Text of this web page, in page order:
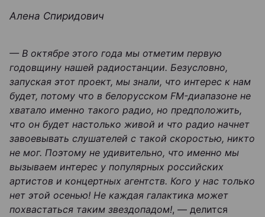
Алена Спиридович
— В октябре этого года мы отметим первую
годовщину нашей радиостанции. Безусловно,
запуская этот проект, мы знали, что интерес к нам
будет, потому что в белорусском FM-диапазоне не
хватало именно такого радио, но предположить,
что он будет настолько живой и что радио начнет
завоевывать слушателей с такой скоростью, никто
не мог. Поэтому не удивительно, что именно мы
вызываем интерес у популярных российских
артистов и концертных агентств. Кого у нас только
нет этой осенью! Не каждая галактика может
похвастаться таким звездопадом!, — делится